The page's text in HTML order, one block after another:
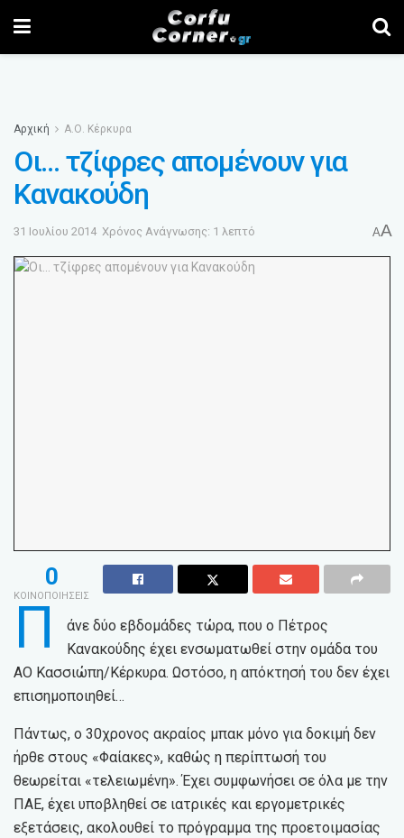
Αρχική Α.Ο. Κέρκυρα
Οι… τζίφρες απομένουν για
Κανακούδη
31 Ιουλίου 2014 Χρόνος Ανάγνωσης: 1 λεπτό AA
0
ΚΟΙΝΟΠΟΙΗΣΕΙΣ
Π
άνε δύο εβδομάδες τώρα, που ο Πέτρος
Κανακούδης έχει ενσωματωθεί στην ομάδα του
ΑΟ Κασσιώπη/Κέρκυρα. Ωστόσο, η απόκτησή του δεν έχει
επισημοποιηθεί…
Πάντως, ο 30χρονος ακραίος μπακ μόνο για δοκιμή δεν
ήρθε στους «Φαίακες», καθώς η περίπτωσή του
θεωρείται «τελειωμένη». Έχει συμφωνήσει σε όλα με την
ΠΑΕ, έχει υποβληθεί σε ιατρικές και εργομετρικές
εξετάσεις, ακολουθεί το πρόγραμμα της προετοιμασίας